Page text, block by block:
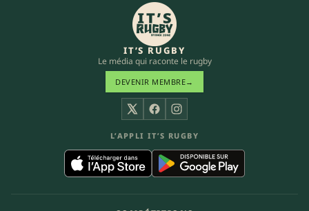
IT’S RUGBY
Le média qui raconte le rugby
DEVENIR MEMBRE→
X FacebookInstagram
L’APPLI IT’S RUGBY